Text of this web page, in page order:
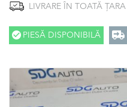
LIVRARE ÎN TOATĂ ȚARA
PIESĂ DISPONIBILĂ